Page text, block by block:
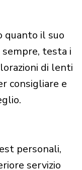
quanto il suo
testa i
di lenti
consigliare e
personali,
servizio